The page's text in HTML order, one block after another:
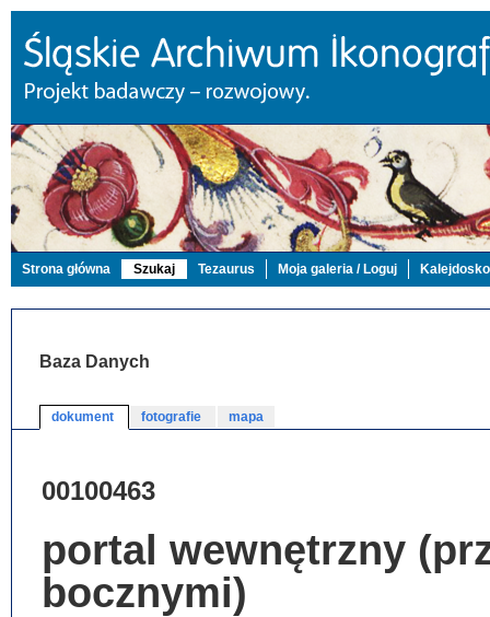
Strona główna Szukaj Tezaurus Moja galeria / Loguj
Baza Danych
dokument fotografie mapa
00100463
portal wewnętrzny
bocznymi)